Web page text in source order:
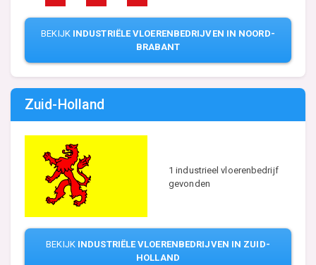
BEKIJK INDUSTRIËLE VLOERENBEDRIJVEN IN NOORD-
BRABANT
Zuid-Holland
1 industrieel vloerenbedrijf
gevonden
BEKIJK INDUSTRIËLE VLOERENBEDRIJVEN IN ZUID-
HOLLAND